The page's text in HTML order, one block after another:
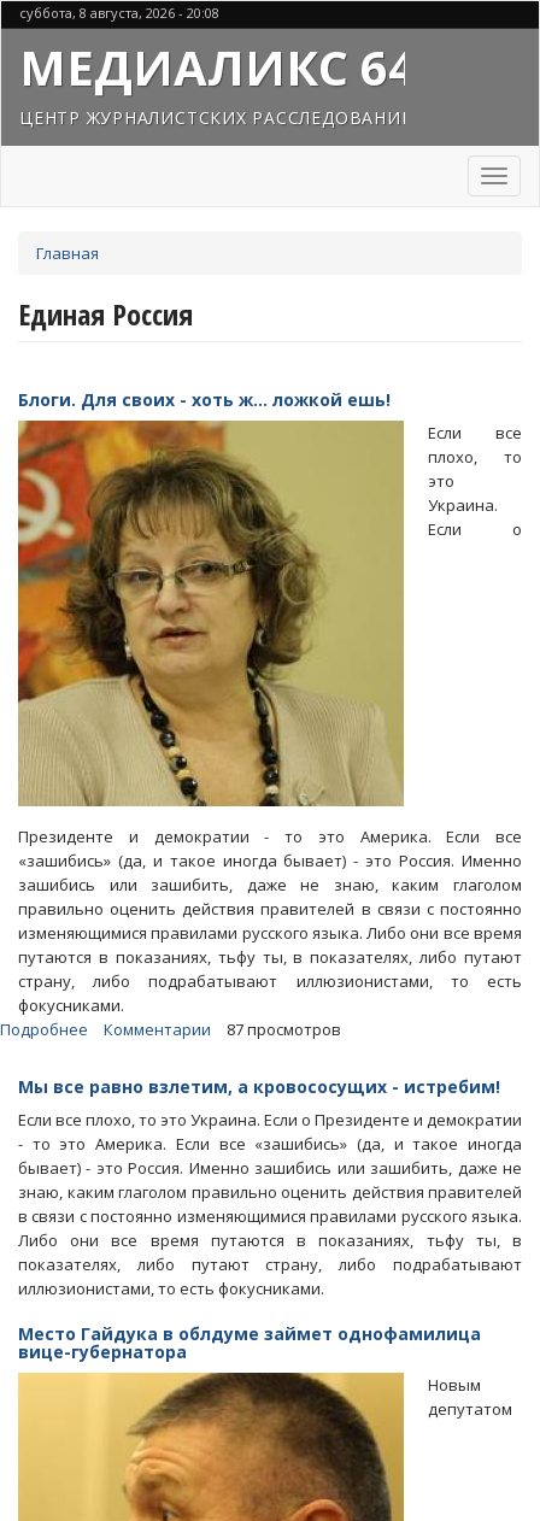
Перейти
к
основному
содержанию
суббота, 8 августа, 2026 - 20:08
МЕДИАЛИКС 64
ЦЕНТР ЖУРНАЛИСТСКИХ РАССЛЕДОВАНИЙ
Toggle
здесь
Главная
Единая Россия
Блоги. Для своих - хоть ж... ложкой ешь!
Если все
плохо, то
это
Украина.
Если о
Президенте и демократии - то это Америка. Если все
«зашибись» (да, и такое иногда бывает) - это Россия. Именно
зашибись или зашибить, даже не знаю, каким глаголом
правильно оценить действия правителей в связи с постоянно
изменяющимися правилами русского языка. Либо они все время
путаются в показаниях, тьфу ты, в показателях, либо путают
страну, либо подрабатывают иллюзионистами, то есть
фокусниками.
Подробнее
своих
-
хоть
ж...
ложкой
ешь!
Комментарии 87 просмотров
Мы все равно взлетим, а кровососущих - истребим!
Если все плохо, то это Украина. Если о Президенте и демократии
- то это Америка. Если все «зашибись» (да, и такое иногда
бывает) - это Россия. Именно зашибись или зашибить, даже не
знаю, каким глаголом правильно оценить действия правителей
в связи с постоянно изменяющимися правилами русского языка.
Либо они все время путаются в показаниях, тьфу ты, в
показателях, либо путают страну, либо подрабатывают
иллюзионистами, то есть фокусниками.
Место Гайдука в облдуме займет однофамилица
вице-губернатора
Новым
депутатом